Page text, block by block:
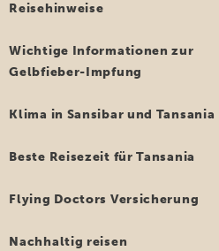
Reisehinweise
Wichtige Informationen zur
Gelbfieber-Impfung
Klima in Sansibar und Tansania
Beste Reisezeit für Tansania
Flying Doctors Versicherung
Nachhaltig reisen